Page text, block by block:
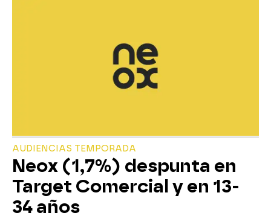
AUDIENCIAS TEMPORADA
Neox (1,7%) despunta en
Target Comercial y en 13-
34 años